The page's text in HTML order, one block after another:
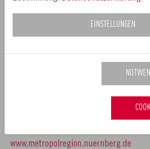
Europäische Metropolregion Nürnberg
Forum Kultur, Geschäftsführer
Gebbertstraße 1, 91052 Erlangen
www.metropolregion.nuernberg.de
EINSTELLUNGEN